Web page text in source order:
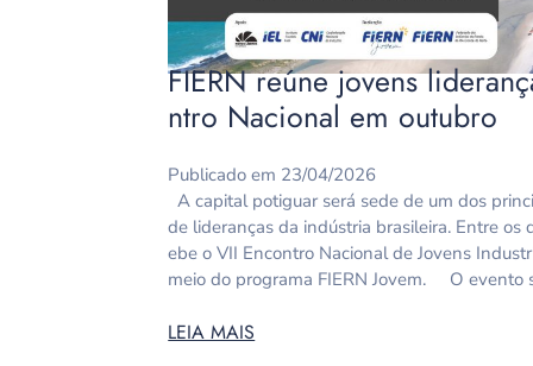
FIERN reúne jovens
ntro Nacional em outubro
Publicado em 23/04/2026
A capital potiguar será sede de um dos
de lideranças da indústria brasileira. Entre
ebe o VII Encontro Nacional de Jovens
meio do programa FIERN Jovem. O evento
LEIA MAIS